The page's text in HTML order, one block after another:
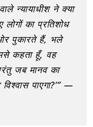
न्यायाधीश ने क्या
का प्रतिशोध
पुकारते हैं, भले
कहता हूँ, वह
जब मानव का
पाएगा?’” —